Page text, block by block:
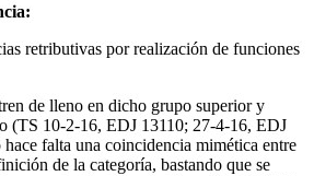
retributivas por realización de funciones
de lleno en dicho grupo superior y
(TS 10-2-16, EDJ 13110; 27-4-16, EDJ
falta una coincidencia mimética entre
de la categoría, bastando que se